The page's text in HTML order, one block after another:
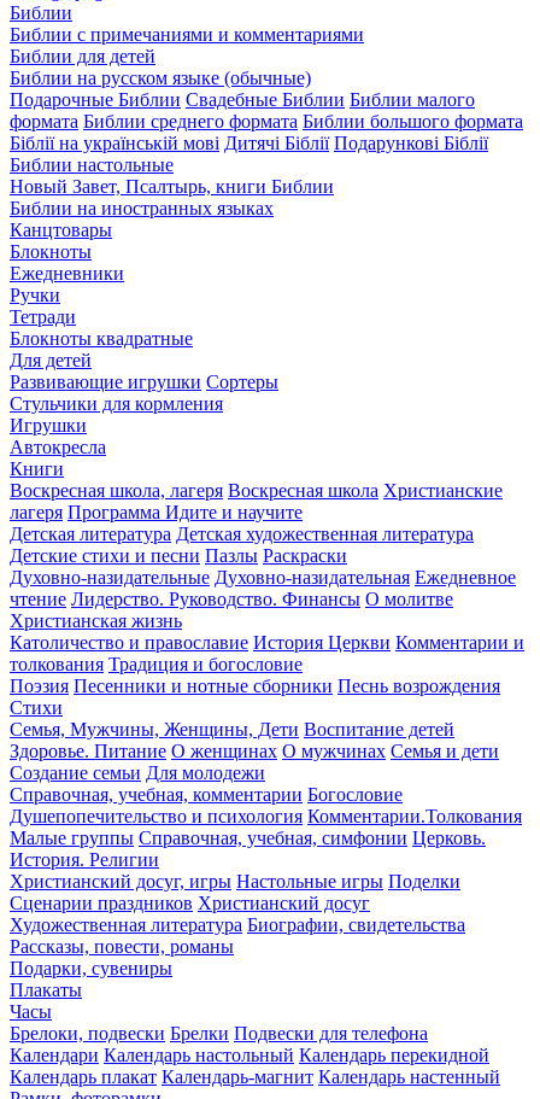
Библии
Библии с примечаниями и комментариями
Библии для детей
Библии на русском языке (обычные)
Подарочные Библии Свадебные Библии Библии малого
формата Библии среднего формата Библии большого формата
Біблії на українській мові Дитячі Біблії Подарункові Біблії
Библии настольные
Новый Завет, Псалтырь, книги Библии
Библии на иностранных языках
Канцтовары
Блокноты
Ежедневники
Ручки
Тетради
Блокноты квадратные
Для детей
Развивающие игрушки Сортеры
Стульчики для кормления
Игрушки
Автокресла
Книги
Воскресная школа, лагеря Воскресная школа Христианские
лагеря Программа Идите и научите
Детская литература Детская художественная литература
Детские стихи и песни Пазлы Раскраски
Духовно-назидательные Духовно-назидательная Ежедневное
чтение Лидерство. Руководство. Финансы О молитве
Христианская жизнь
Католичество и православие История Церкви Комментарии и
толкования Традиция и богословие
Поэзия Песенники и нотные сборники Песнь возрождения
Стихи
Семья, Мужчины, Женщины, Дети Воспитание детей
Здоровье. Питание О женщинах О мужчинах Семья и дети
Создание семьи Для молодежи
Справочная, учебная, комментарии Богословие
Душепопечительство и психология Комментарии.Толкования
Малые группы Справочная, учебная, симфонии Церковь.
История. Религии
Христианский досуг, игры Настольные игры Поделки
Сценарии праздников Христианский досуг
Художественная литература Биографии, свидетельства
Рассказы, повести, романы
Подарки, сувениры
Плакаты
Часы
Брелоки, подвески Брелки Подвески для телефона
Календари Календарь настольный Календарь перекидной
Календарь плакат Календарь-магнит Календарь настенный